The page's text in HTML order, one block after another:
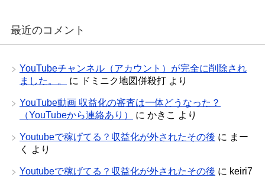
最近のコメント
YouTubeチャンネル（アカウント）が完全に削除され
ました。。
に ドミニク地図併殺打 より
YouTube動画 収益化の審査は一体どうなった？
（YouTubeから連絡あり）
に かきこ より
Youtubeで稼げてる？収益化が外されたその後 に まー
く
より
Youtubeで稼げてる？収益化が外されたその後 に keiri7